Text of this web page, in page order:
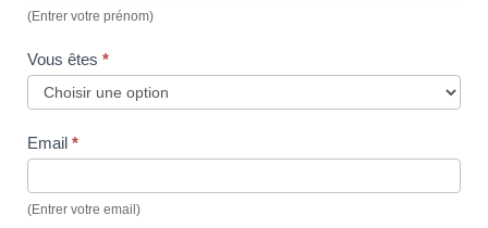
(Entrer votre prénom)
Vous êtes *
Email *
(Entrer votre email)